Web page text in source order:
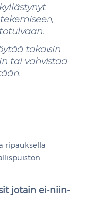
takaisin
tai vahvistaa
ripauksella
jotain ei-niin-